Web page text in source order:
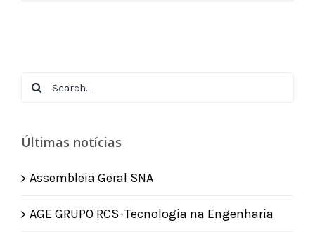
Search
Últimas notícias
Assembleia Geral SNA
AGE GRUPO RCS-Tecnologia na Engenharia